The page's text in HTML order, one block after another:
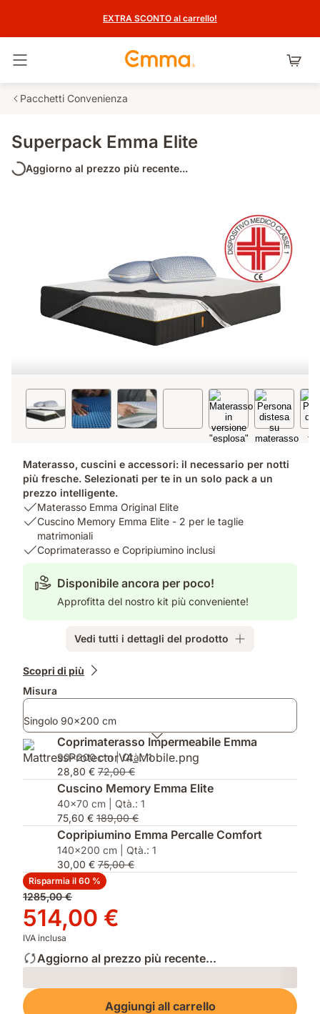
EXTRA SCONTO al carrello!
Pacchetti Convenienza
Superpack Emma Elite
Aggiorno al prezzo più recente...
Materasso, cuscini e accessori: il necessario per notti
più fresche. Selezionati per te in un solo pack a un
prezzo intelligente.
USP
1:
Materasso
Emma
Elite
Materasso Emma Original Elite
USP
Cuscino
Emma
Elite
matrimoniali
Cuscino Memory Emma Elite - 2 per le taglie
matrimoniali
USP
Coprimaterasso
Copripiumino
Coprimaterasso e Copripiumino inclusi
Disponibile ancora per poco!
Approfitta del nostro kit più conveniente!
Vedi tutti i dettagli del prodotto
Prodotti
Scopri di più
Misura
Singolo 90x200 cm
Coprimaterasso Impermeabile Emma
90x200 cm | Qtà.: 1
28,80 € 72,00 €
Cuscino Memory Emma Elite
40x70 cm | Qtà.: 1
75,60 € 189,00 €
Copripiumino Emma Percalle Comfort
140x200 cm | Qtà.: 1
30,00 € 75,00 €
Risparmia il 60 %
Prezzo
originale
1285,00 €
1285,00 €
Prezzo
514,00 €
514,00 €
IVA inclusa
Aggiorno al prezzo più recente...
Loading
Aggiungi all carrello